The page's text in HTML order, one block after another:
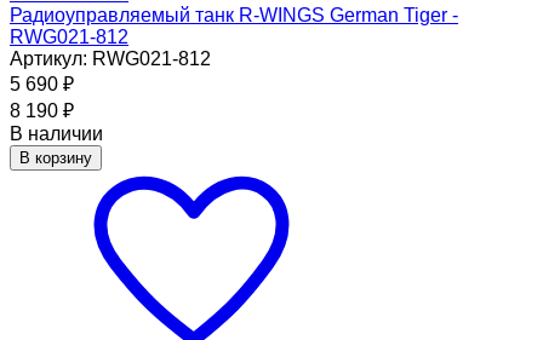
Радиоуправляемый танк R-WINGS German Tiger -
RWG021-812
Артикул: RWG021-812
5 690 ₽
8 190 ₽
В наличии
В корзину